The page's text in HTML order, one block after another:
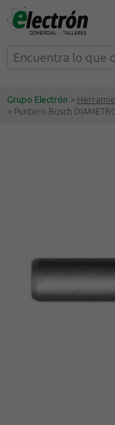
Grupo Electrón >
> Puntero Bosch